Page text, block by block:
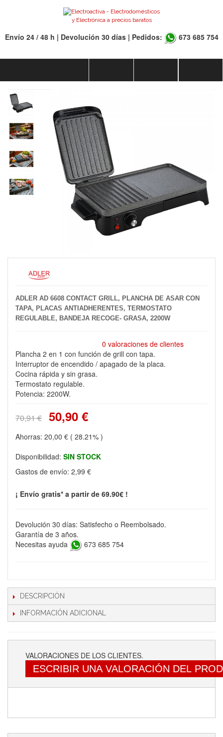
Envío 24 / 48 h | Devolución 30 días | Pedidos: 673 685 754
ADLER AD 6608 CONTACT GRILL, PLANCHA DE ASAR CON
TAPA, PLACAS ANTIADHERENTES, TERMOSTATO
REGULABLE, BANDEJA RECOGE- GRASA, 2200W
0 valoraciones de clientes
Plancha 2 en 1 con función de grill con tapa.
Interruptor de encendido / apagado de la placa.
Cocina rápida y sin grasa.
Termostato regulable.
Potencia: 2200W.
70,91 € 50,90 €
Ahorras: 20,00 € ( 28.21% )
Disponibilidad: SIN STOCK
Gastos de envío: 2,99 €
¡ Envío gratis* a partir de 69.90€ !
Devolución 30 días: Satisfecho o Reembolsado.
Garantía de 3 años.
Necesitas ayuda
673 685 754
DESCRIPCIÓN
INFORMACIÓN ADICIONAL
VALORACIONES DE LOS CLIENTES.
ESCRIBIR UNA VALORACIÓN DEL